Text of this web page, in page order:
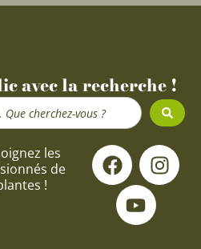
avec la recherche !
les
de
!
F
a
c
e
I
n
s
Y
o
u
t
u